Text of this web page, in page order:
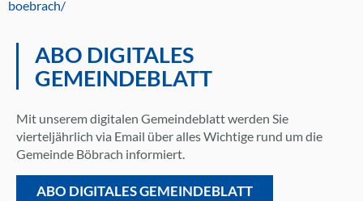
boebrach/
ABO DIGITALES
GEMEINDEBLATT
Mit unserem digitalen Gemeindeblatt werden Sie
vierteljährlich via Email über alles Wichtige rund um die
Gemeinde Böbrach informiert.
ABO DIGITALES GEMEINDEBLATT